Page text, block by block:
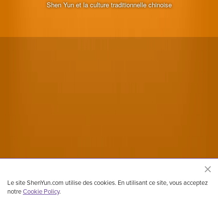
Shen Yun et la culture traditionnelle chinoise
Le site ShenYun.com utilise des cookies. En utilisant ce site, vous acceptez
notreCookie Policy.